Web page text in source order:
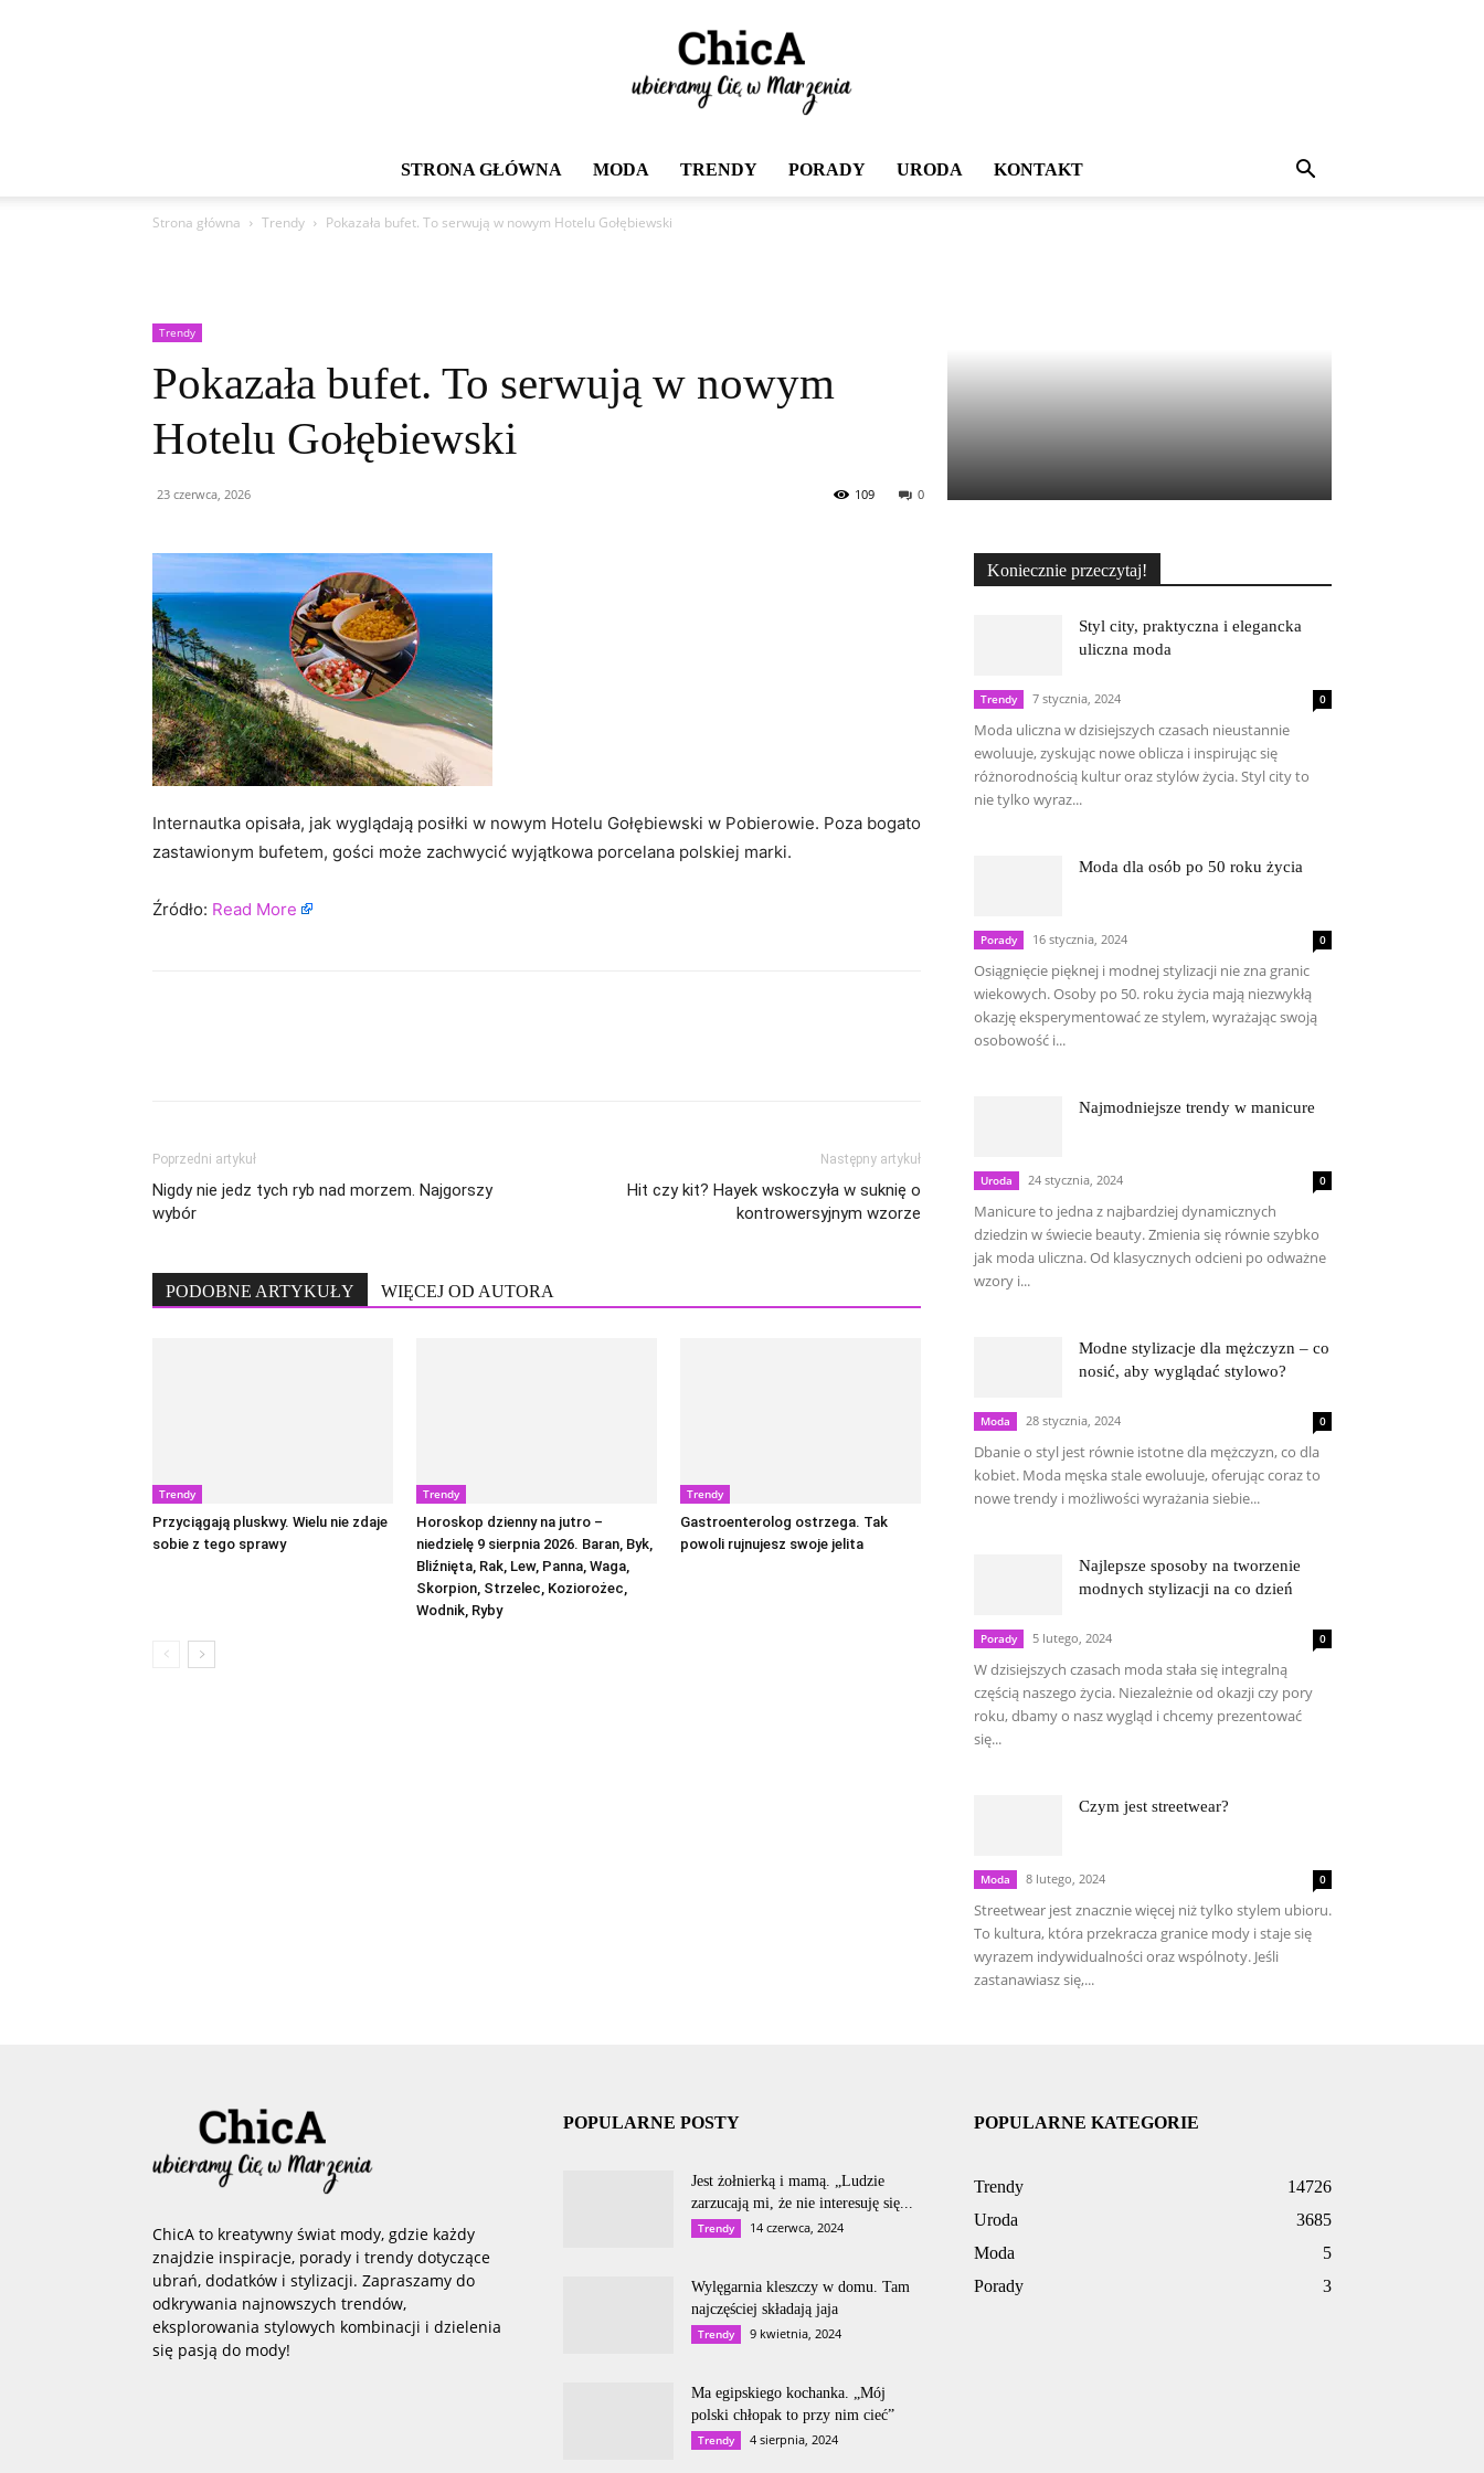
STRONA GŁÓWNA MODA TRENDY PORADY URODA KONTAKT
Strona główna Trendy Pokazała bufet. To serwują w nowym Hotelu Gołębiewski
Trendy
Pokazała bufet. To serwują w nowym
Hotelu Gołębiewski
23 czerwca, 2026 0
109
Internautka opisała, jak wyglądają posiłki w nowym Hotelu Gołębiewski w Pobierowie. Poza bogato
zastawionym bufetem, gości może zachwycić wyjątkowa porcelana polskiej marki.
Źródło: Read More
Poprzedni artykuł
Nigdy nie jedz tych ryb nad morzem. Najgorszy
wybór
Następny artykuł
Hit czy kit? Hayek wskoczyła w suknię o
kontrowersyjnym wzorze
PODOBNE ARTYKUŁY WIĘCEJ OD AUTORA
Trendy
Przyciągają pluskwy. Wielu nie zdaje
sobie z tego sprawy
Trendy
Horoskop dzienny na jutro –
niedzielę 9 sierpnia 2026. Baran, Byk,
Bliźnięta, Rak, Lew, Panna, Waga,
Skorpion, Strzelec, Koziorożec,
Wodnik, Ryby
Trendy
Gastroenterolog ostrzega. Tak
powoli rujnujesz swoje jelita
Koniecznie przeczytaj!
Styl city, praktyczna i elegancka
uliczna moda
Trendy 7 stycznia, 2024 0
Moda uliczna w dzisiejszych czasach nieustannie
ewoluuje, zyskując nowe oblicza i inspirując się
różnorodnością kultur oraz stylów życia. Styl city to
nie tylko wyraz...
Moda dla osób po 50 roku życia
Porady 16 stycznia, 2024 0
Osiągnięcie pięknej i modnej stylizacji nie zna granic
wiekowych. Osoby po 50. roku życia mają niezwykłą
okazję eksperymentować ze stylem, wyrażając swoją
osobowość i...
Najmodniejsze trendy w manicure
Uroda 24 stycznia, 2024 0
Manicure to jedna z najbardziej dynamicznych
dziedzin w świecie beauty. Zmienia się równie szybko
jak moda uliczna. Od klasycznych odcieni po odważne
wzory i...
Modne stylizacje dla mężczyzn – co
nosić, aby wyglądać stylowo?
Moda 28 stycznia, 2024 0
Dbanie o styl jest równie istotne dla mężczyzn, co dla
kobiet. Moda męska stale ewoluuje, oferując coraz to
nowe trendy i możliwości wyrażania siebie...
Najlepsze sposoby na tworzenie
modnych stylizacji na co dzień
Porady 5 lutego, 2024 0
W dzisiejszych czasach moda stała się integralną
częścią naszego życia. Niezależnie od okazji czy pory
roku, dbamy o nasz wygląd i chcemy prezentować
się...
Czym jest streetwear?
Moda 8 lutego, 2024 0
Streetwear jest znacznie więcej niż tylko stylem ubioru.
To kultura, która przekracza granice mody i staje się
wyrazem indywidualności oraz wspólnoty. Jeśli
zastanawiasz się,...
ChicA to kreatywny świat mody, gdzie każdy
znajdzie inspiracje, porady i trendy dotyczące
ubrań, dodatków i stylizacji. Zapraszamy do
odkrywania najnowszych trendów,
eksplorowania stylowych kombinacji i dzielenia
się pasją do mody!
POPULARNE POSTY
Jest żołnierką i mamą. „Ludzie
zarzucają mi, że nie interesuję się...
Trendy 14 czerwca, 2024
Wylęgarnia kleszczy w domu. Tam
najczęściej składają jaja
Trendy 9 kwietnia, 2024
Ma egipskiego kochanka. „Mój
polski chłopak to przy nim cieć”
Trendy 4 sierpnia, 2024
POPULARNE KATEGORIE
Trendy
14726
Uroda
3685
Moda
5
Porady
3